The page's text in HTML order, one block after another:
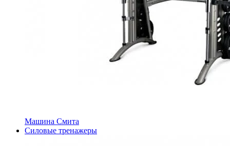
Машина Смита
Силовые тренажеры